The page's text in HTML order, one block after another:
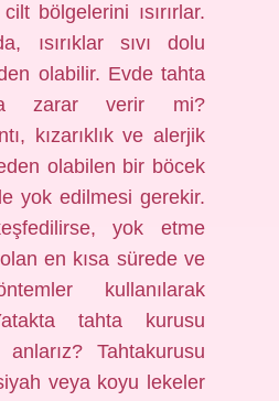
bölgelerini ısırırlar.
ısırıklar sıvı dolu
olabilir. Evde tahta
zarar verir mi?
kızarıklık ve alerjik
olabilen bir böcek
yok edilmesi gerekir.
yok etme
en kısa sürede ve
kullanılarak
tahta kurusu
Tahtakurusu
veya koyu lekeler